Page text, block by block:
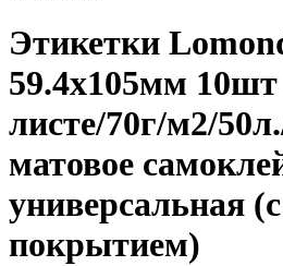
Этикетки
59.4x105мм
листе/70г/м2/
матовое
универсальная (с
покрытием)